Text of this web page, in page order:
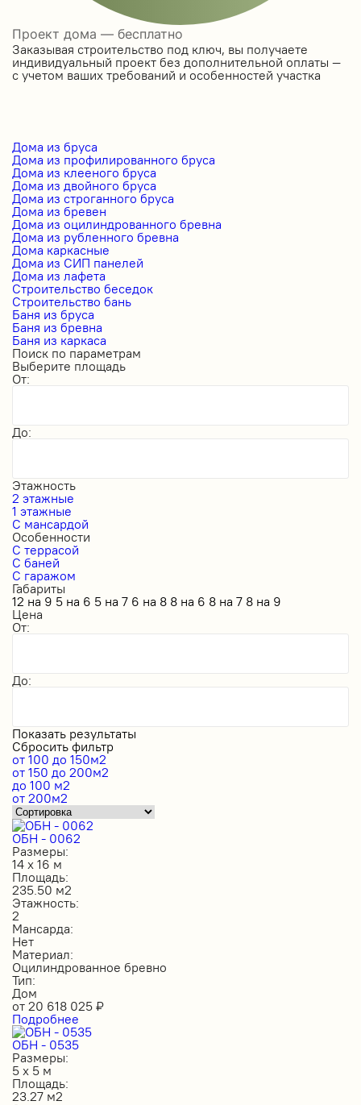
Проект дома — бесплатно
Заказывая строительство под ключ, вы получаете
индивидуальный проект без дополнительной оплаты —
с учетом ваших требований и особенностей участка
Дома из бруса
Дома из профилированного бруса
Дома из клееного бруса
Дома из двойного бруса
Дома из строганного бруса
Дома из бревен
Дома из оцилиндрованного бревна
Дома из рубленного бревна
Дома каркасные
Дома из СИП панелей
Дома из лафета
Строительство беседок
Строительство бань
Баня из бруса
Баня из бревна
Баня из каркаса
Поиск по параметрам
Выберите площадь
От:
До:
Этажность
2 этажные
1 этажные
С мансардой
Особенности
С террасой
С баней
С гаражом
Габариты
12 на 9 5 на 6 5 на 7 6 на 8 8 на 6 8 на 7 8 на 9
Цена
От:
До:
Показать результаты
Сбросить фильтр
от 100 до 150м2
от 150 до 200м2
до 100 м2
от 200м2
ОБН - 0062
Размеры:
14 х 16 м
Площадь:
235.50 м2
Этажность:
2
Мансарда:
Нет
Материал:
Оцилиндрованное бревно
Тип:
Дом
от 20 618 025 ₽
Подробнее
ОБН - 0535
Размеры:
5 х 5 м
Площадь:
23.27 м2